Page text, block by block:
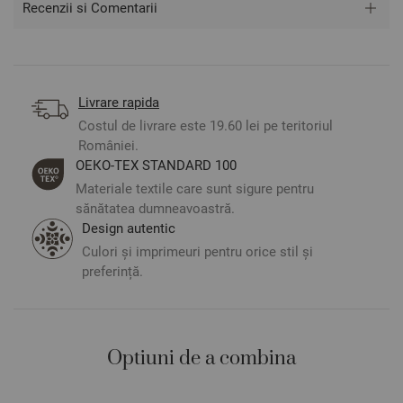
Aspect mat luxos și durabilitate de lungă durată.
OEKO-TEX STANDARD 100 - materiale textile sigure pentru
sănătatea dumneavoastră.
Model original.
Fabricat în Bulgaria.
** Fotografiile sunt orientative. Poate varia ușor culoarea sau
tonalitatea.
Recenzii si Comentarii
Livrare rapida
Costul de livrare este 19.60 lei pe teritoriul
României.
ОЕКО-ТЕX STANDARD 100
Materiale textile care sunt sigure pentru
sănătatea dumneavoastră.
Design autentic
Culori și imprimeuri pentru orice stil și
preferință.
Optiuni de a combina